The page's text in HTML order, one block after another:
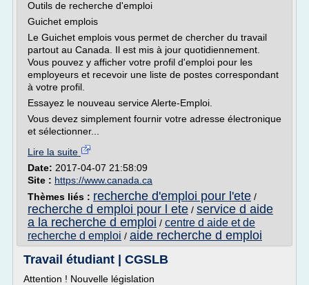
Outils de recherche d'emploi
Guichet emplois
Le Guichet emplois vous permet de chercher du travail
partout au Canada. Il est mis à jour quotidiennement.
Vous pouvez y afficher votre profil d'emploi pour les
employeurs et recevoir une liste de postes correspondant
à votre profil.
Essayez le nouveau service Alerte-Emploi.
Vous devez simplement fournir votre adresse électronique
et sélectionner...
Lire la suite
Date: 2017-04-07 21:58:09
Site : https://www.canada.ca
Thèmes liés : recherche d'emploi pour l'ete /
recherche d emploi pour l ete / service d aide
a la recherche d emploi / centre d aide et de
recherche d emploi / aide recherche d emploi
Travail étudiant | CGSLB
Attention ! Nouvelle législation